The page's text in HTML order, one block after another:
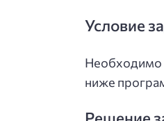
Условие
Необходимо
ниже